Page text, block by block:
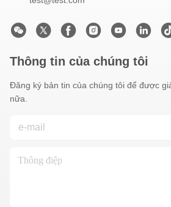
Thông tin của chúng tôi
Đăng ký bản tin của chúng tôi để được
nữa.